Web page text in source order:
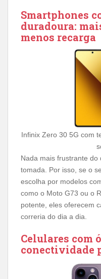
Smartphones
duradoura:
menos recarga
Infinix Zero 30 5G com
Nada mais frustrante
tomada. Por isso, se o
escolha por modelos
como o Moto G73 ou o
potente, eles oferecem
correria do dia a dia.
Celulares com
conectividade